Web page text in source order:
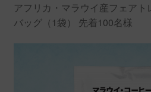
アフリカ・マラウイ産フェア
バッグ（1袋） 先着100名様